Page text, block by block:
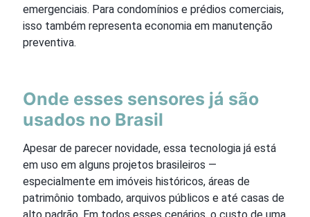
emergenciais. Para condomínios e prédios comerciais,
isso também representa economia em manutenção
preventiva.
Onde esses sensores já são
usados no Brasil
Apesar de parecer novidade, essa tecnologia já está
em uso em alguns projetos brasileiros —
especialmente em imóveis históricos, áreas de
patrimônio tombado, arquivos públicos e até casas de